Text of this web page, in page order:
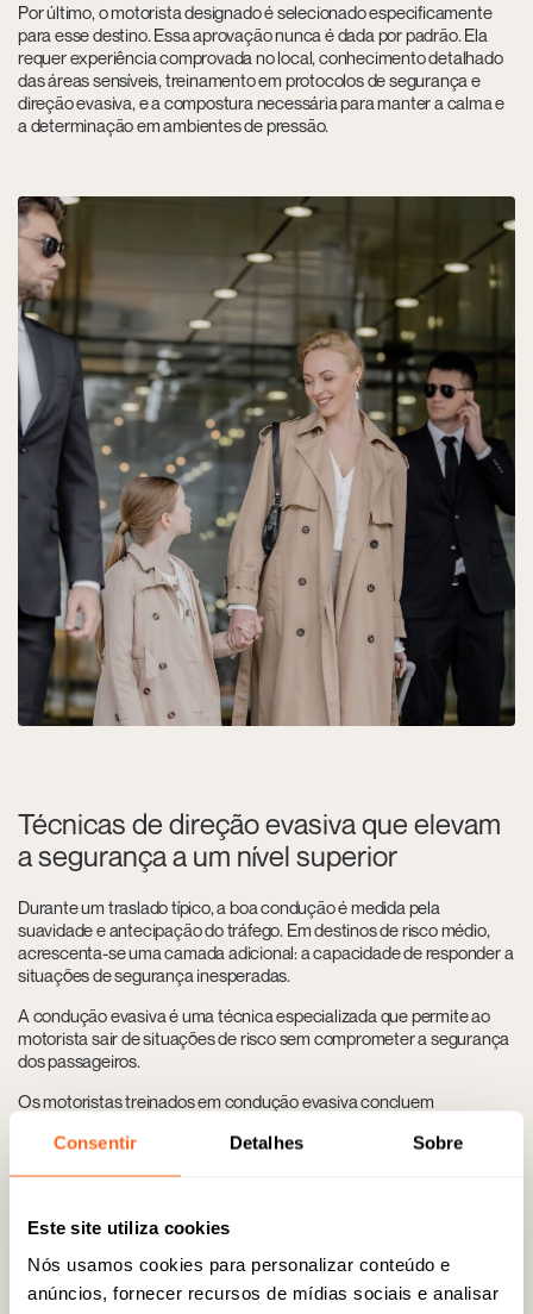
Consentir Detalhes Sobre
Este site utiliza cookies
Nós usamos cookies para personalizar conteúdo e
anúncios, fornecer recursos de mídias sociais e analisar
Por último, o motorista designado é selecionado especificamente
para esse destino. Essa aprovação nunca é dada por padrão. Ela
requer experiência comprovada no local, conhecimento detalhado
das áreas sensíveis, treinamento em protocolos de segurança e
direção evasiva, e a compostura necessária para manter a calma e
a determinação em ambientes de pressão.
Técnicas de direção evasiva que elevam
a segurança a um nível superior
Durante um traslado típico, a boa condução é medida pela
suavidade e antecipação do tráfego. Em destinos de risco médio,
acrescenta-se uma camada adicional: a capacidade de responder a
situações de segurança inesperadas.
A condução evasiva é uma técnica especializada que permite ao
motorista sair de situações de risco sem comprometer a segurança
dos passageiros.
Os motoristas treinados em condução evasiva concluem
manobras evasivas, condução rápida em linha reta em marcha à ré,
dinâmicas e da tecnologia de segurança exige que as táticas sejam
aperfeiçoadas continuamente para manter o máximo nível de
proteção dos passageiros.